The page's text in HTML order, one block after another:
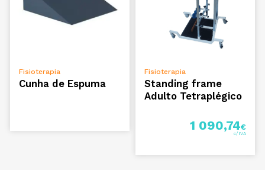
VER OPÇÕES
Fisioterapia
Cunha de Espuma
ADICIONAR
Fisioterapia
Standing frame
Adulto Tetraplégico
1 090,74€